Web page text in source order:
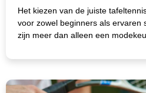
Het kiezen van de juiste
voor zowel beginners als ervaren
zijn meer dan alleen een